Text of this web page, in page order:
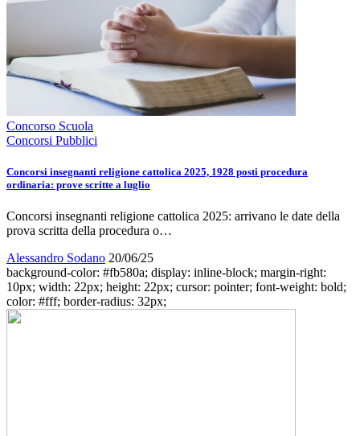
Concorso Scuola
Concorsi Pubblici
Concorsi insegnanti religione cattolica 2025, 1928 posti procedura
ordinaria: prove scritte a luglio
Concorsi insegnanti religione cattolica 2025: arrivano le date della
prova scritta della procedura o…
Alessandro Sodano 20/06/25
background-color: #fb580a; display: inline-block; margin-right:
10px; width: 22px; height: 22px; cursor: pointer; font-weight: bold;
color: #fff; border-radius: 32px;